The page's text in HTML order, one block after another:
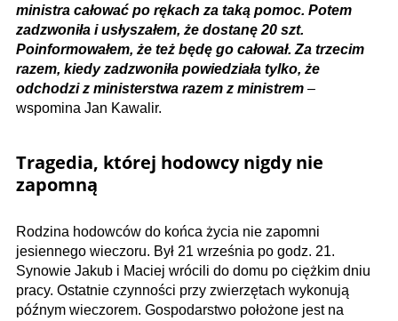
ministra całować po rękach za taką pomoc. Potem
zadzwoniła i usłyszałem, że dostanę 20 szt.
Poinformowałem, że też będę go całował. Za trzecim
razem, kiedy zadzwoniła powiedziała tylko, że
odchodzi z ministerstwa razem z ministrem –
wspomina Jan Kawalir.
Tragedia, której hodowcy nigdy nie
zapomną
Rodzina hodowców do końca życia nie zapomni
jesiennego wieczoru. Był 21 września po godz. 21.
Synowie Jakub i Maciej wrócili do domu po ciężkim dniu
pracy. Ostatnie czynności przy zwierzętach wykonują
późnym wieczorem. Gospodarstwo położone jest na